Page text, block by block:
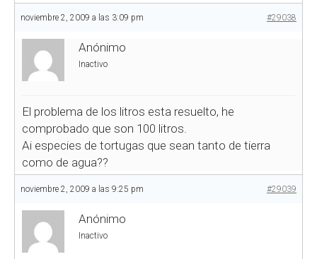
noviembre 2, 2009 a las 3:09 pm #29038
Anónimo
Inactivo
El problema de los litros esta resuelto, he
comprobado que son 100 litros.
Ai especies de tortugas que sean tanto de tierra
como de agua??
noviembre 2, 2009 a las 9:25 pm #29039
Anónimo
Inactivo